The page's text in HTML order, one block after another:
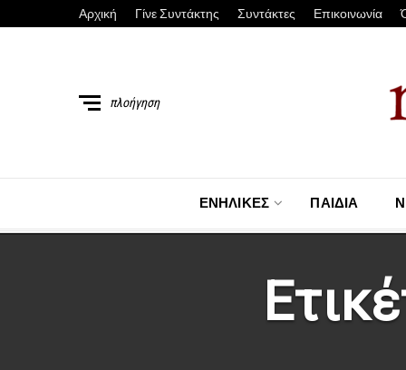
Αρχική Γίνε Συντάκτης Συντάκτες Επικοινωνία
πλοήγηση
ΕΝΉΛΙΚΕΣ ΠΑΙΔΙΆ